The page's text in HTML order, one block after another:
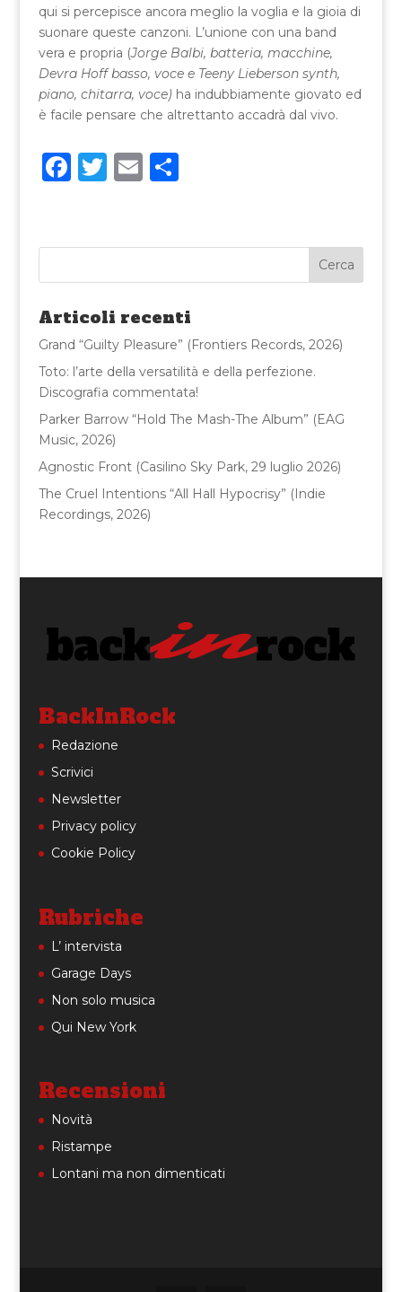
qui si percepisce ancora meglio la voglia e la gioia di
suonare queste canzoni. L’unione con una band
vera e propria (Jorge Balbi, batteria, macchine,
Devra Hoff basso, voce e Teeny Lieberson synth,
piano, chitarra, voce) ha indubbiamente giovato ed
è facile pensare che altrettanto accadrà dal vivo.
F
e
b
o
o
k
T
te
r
E
l
C
di
vi
di
Articoli recenti
Grand “Guilty Pleasure” (Frontiers Records, 2026)
Toto: l’arte della versatilità e della perfezione.
Discografia commentata!
Parker Barrow “Hold The Mash-The Album” (EAG
Music, 2026)
Agnostic Front (Casilino Sky Park, 29 luglio 2026)
The Cruel Intentions “All Hall Hypocrisy” (Indie
Recordings, 2026)
BackInRock
Redazione
Scrivici
Newsletter
Privacy policy
Cookie Policy
Rubriche
L’ intervista
Garage Days
Non solo musica
Qui New York
Recensioni
Novità
Ristampe
Lontani ma non dimenticati